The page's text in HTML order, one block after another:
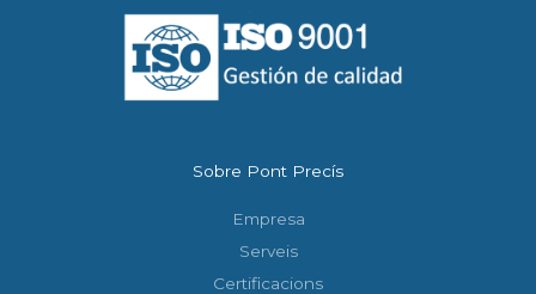
Sobre Pont Precís
Empresa
Serveis
Certificacions